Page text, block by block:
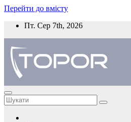
Перейти до вмісту
Пт. Сер 7th, 2026